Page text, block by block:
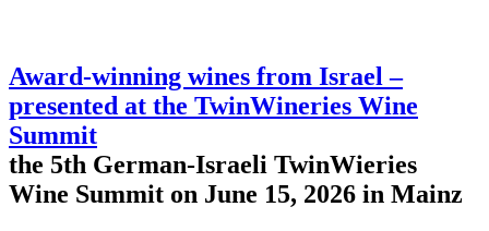
Award-winning wines from Israel –
presented at the TwinWineries Wine
Summit
the 5th German-Israeli TwinWieries
Wine Summit on June 15, 2026 in Mainz